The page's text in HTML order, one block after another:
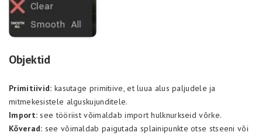
Objektid
Primitiivid: kasutage primitiive, et luua alus paljudele ja
mitmekesistele alguskujunditele.
Import: see tööriist võimaldab import hulknurkseid võrke.
Kõverad: see võimaldab paigutada splainipunkte otse stseeni või